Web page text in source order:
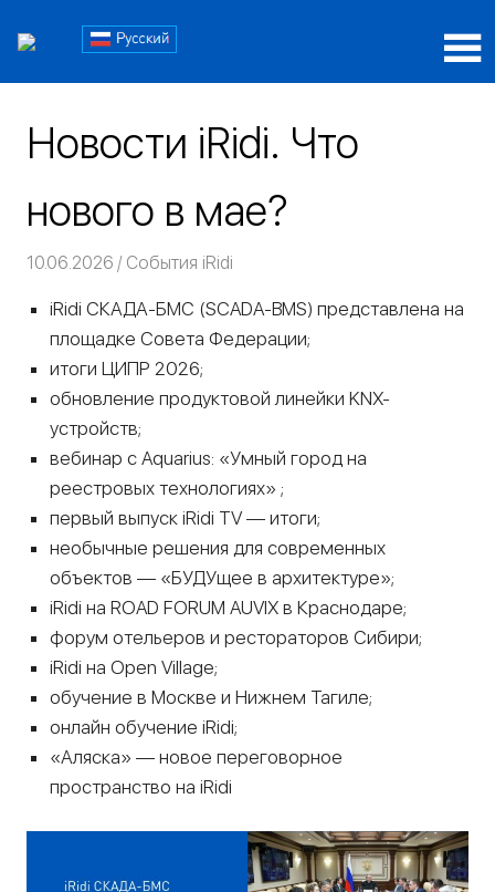
содержимому
Блог
Новости iRidi. Что
нового в мае?
10.06.2026 Команда iRidium mobile
События iRidi
iRidi СКАДА-БМС (SCADA-BMS) представлена на
площадке Совета Федерации;
итоги ЦИПР 2026;
обновление продуктовой линейки KNX-
устройств;
вебинар с Aquarius: «Умный город на
реестровых технологиях» ;
первый выпуск iRidi TV — итоги;
необычные решения для современных
объектов — «БУДУщее в архитектуре»;
iRidi на ROAD FORUM AUVIX в Краснодаре;
форум отельеров и рестораторов Сибири;
iRidi на Open Village;
обучение в Москве и Нижнем Тагиле;
онлайн обучение iRidi;
«Аляска» — новое переговорное
пространство на iRidi